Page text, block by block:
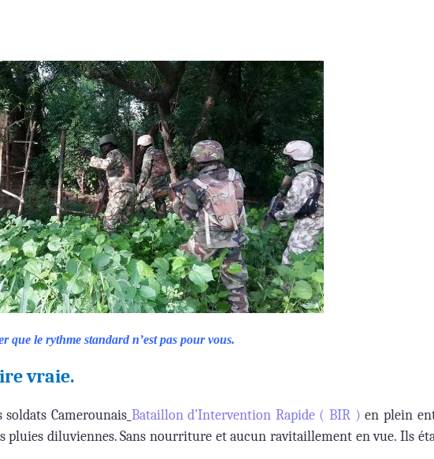
que le rythme standard n’est pas pour vous.
vraie.
Camerounais Bataillon d’Intervention Rapide ( BIR )en plein
pluies diluviennes. Sans nourriture et aucun ravitaillement en vue. Ils